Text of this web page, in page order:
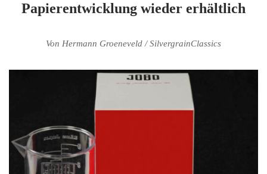
Papierentwicklung wieder erhältlich
Von Hermann Groeneveld / SilvergrainClassics